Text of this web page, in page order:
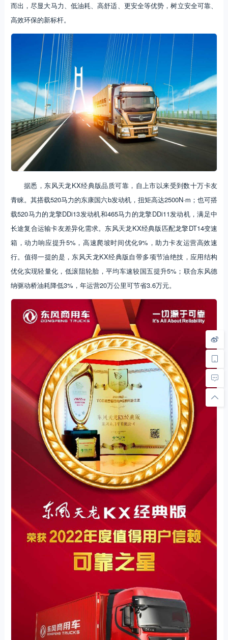
而出，尽显大马力、低油耗、高舒适、更安全等优势，树立安全可靠、
高效环保的新标杆。
据悉，东风天龙KX经典版品质可靠，自上市以来受到数十万卡友
青睐。其搭载520马力的东康国六b发动机，扭矩高达2500N·m；也可搭
载520马力的龙擎DDi13发动机和465马力的龙擎DDi11发动机，满足中
长途复合运输卡友差异化需求。东风天龙KX经典版匹配龙擎DT14变速
箱，动力响应提升5%，高速爬坡时间优化9%，助力卡友运营高效速
行。值得一提的是，东风天龙KX经典版自带多项节油绝技，应用结构
优化实现轻量化，低滚阻轮胎，平均车速较国五提升5%；联合东风德
纳驱动桥油耗降低3%，年运营20万公里可节省3.6万元。